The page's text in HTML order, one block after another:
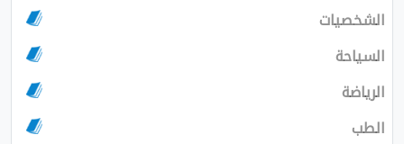
الشخصيات
السياحة
الرياضة
الطب